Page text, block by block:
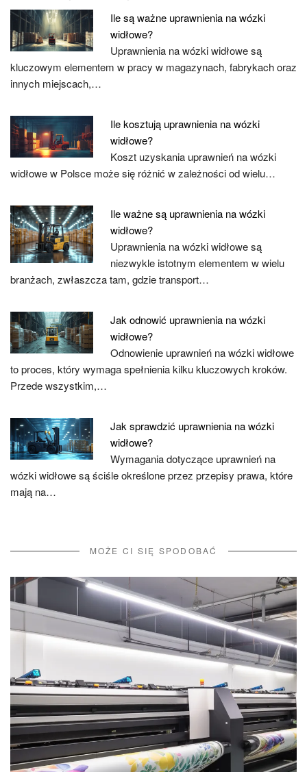
Ile są ważne uprawnienia na wózki
widłowe?
Uprawnienia na wózki widłowe są
kluczowym elementem w pracy w magazynach, fabrykach oraz
innych miejscach,…
Ile kosztują uprawnienia na wózki
widłowe?
Koszt uzyskania uprawnień na wózki
widłowe w Polsce może się różnić w zależności od wielu…
Ile ważne są uprawnienia na wózki
widłowe?
Uprawnienia na wózki widłowe są
niezwykle istotnym elementem w wielu
branżach, zwłaszcza tam, gdzie transport…
Jak odnowić uprawnienia na wózki
widłowe?
Odnowienie uprawnień na wózki widłowe
to proces, który wymaga spełnienia kilku kluczowych kroków.
Przede wszystkim,…
Jak sprawdzić uprawnienia na wózki
widłowe?
Wymagania dotyczące uprawnień na
wózki widłowe są ściśle określone przez przepisy prawa, które
mają na…
MOŻE CI SIĘ SPODOBAĆ